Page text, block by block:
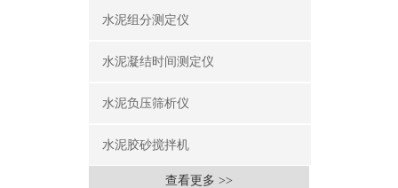
水泥组分测定仪
水泥凝结时间测定仪
水泥负压筛析仪
水泥胶砂搅拌机
查看更多 >>